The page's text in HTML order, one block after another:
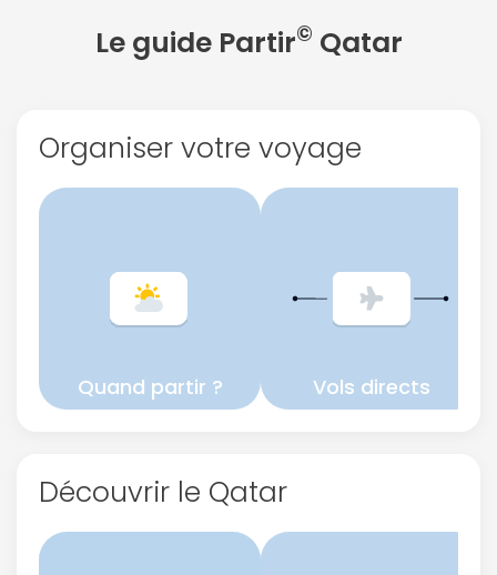
Le guide Partir© Qatar
Organiser votre voyage
Quand partir ? Vols directs
Découvrir le Qatar
Continuer avec Apple